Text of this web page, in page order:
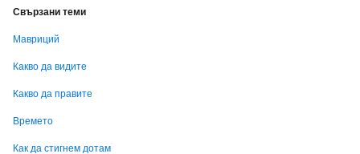
Свързани теми
Мавриций
Какво да видите
Какво да правите
Времето
Как да стигнем дотам